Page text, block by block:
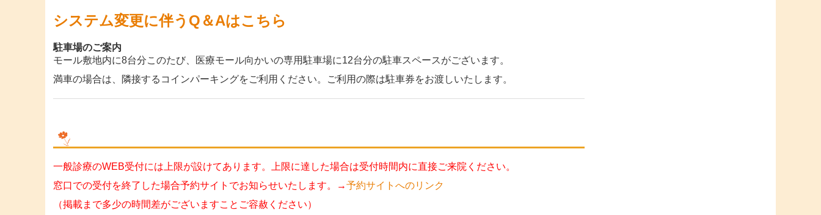
システム変更に伴うQ＆Aはこちら
駐車場のご案内
モール敷地内に8台分このたび、医療モール向かいの専用駐車場に12台分の駐車スペースがございます。
満車の場合は、隣接するコインパーキングをご利用ください。ご利用の際は駐車券をお渡しいたします。
一般診療のWEB受付には上限が設けてあります。上限に達した場合は受付時間内に直接ご来院ください。
窓口での受付を終了した場合予約サイトでお知らせいたします。→予約サイトへのリンク
（掲載まで多少の時間差がございますことご容赦ください）